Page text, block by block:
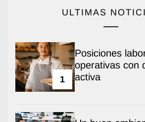
ULTIMAS
1
Posiciones
operativas con
activa